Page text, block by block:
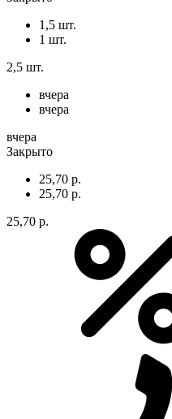
1,5 шт.
1 шт.
2,5 шт.
вчера
вчера
вчера
Закрыто
25,70 р.
25,70 р.
25,70 р.